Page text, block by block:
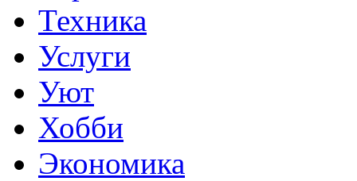
Техника
Услуги
Уют
Хобби
Экономика